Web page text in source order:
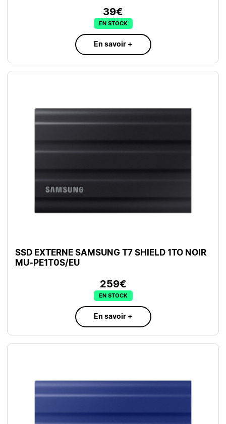
39€
EN STOCK
En savoir +
SSD EXTERNE SAMSUNG T7 SHIELD 1TO NOIR
MU-PE1T0S/EU
259€
EN STOCK
En savoir +